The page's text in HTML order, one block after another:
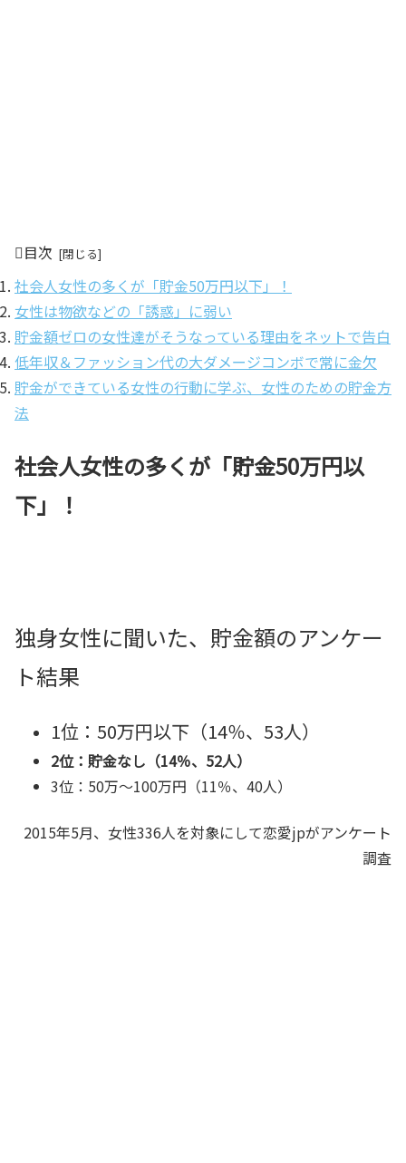
目次
社会人女性の多くが「貯金50万円以下」！
女性は物欲などの「誘惑」に弱い
貯金額ゼロの女性達がそうなっている理由をネットで告白
低年収＆ファッション代の大ダメージコンボで常に金欠
貯金ができている女性の行動に学ぶ、女性のための貯金方
法
社会人女性の多くが「貯金50万円以
下」！
独身女性に聞いた、貯金額のアンケー
ト結果
1位：50万円以下（14％、53人）
2位：貯金なし（14％、52人）
3位：50万～100万円（11％、40人）
2015年5月、女性336人を対象にして恋愛jpがアンケート
調査